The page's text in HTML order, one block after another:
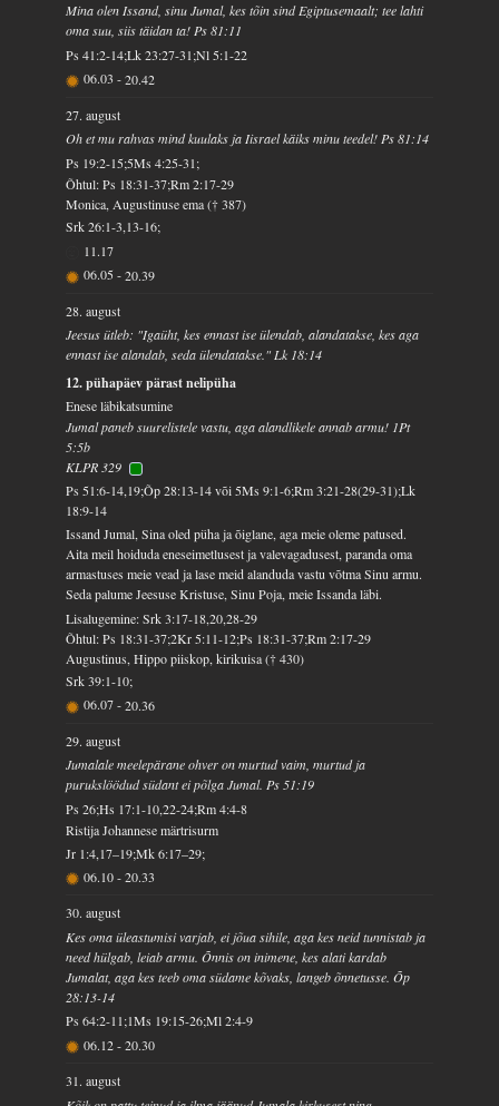
Mina olen Issand, sinu Jumal, kes tõin sind Egiptusemaalt; tee lahti
oma suu, siis täidan ta! Ps 81:11
Ps 41:2-14;Lk 23:27-31;Nl 5:1-22
06.03 -20.42
27. august
Oh et mu rahvas mind kuulaks ja Iisrael käiks minu teedel! Ps 81:14
Ps 19:2-15;5Ms 4:25-31;
Õhtul: Ps 18:31-37;Rm 2:17-29
Monica, Augustinuse ema († 387)
Srk 26:1-3,13-16;
11.17
06.05-20.39
28. august
Jeesus ütleb: "Igaüht, kes ennast ise ülendab, alandatakse, kes aga
ennast ise alandab, seda ülendatakse." Lk 18:14
12. pühapäev pärast nelipüha
Enese läbikatsumine
Jumal paneb suurelistele vastu, aga alandlikele annab armu! 1Pt
5:5b
KLPR 329
Ps 51:6-14,19;Õp 28:13-14 või 5Ms 9:1-6;Rm 3:21-28(29-31);Lk
18:9-14
Issand Jumal, Sina oled püha ja õiglane, aga meie oleme patused.
Aita meil hoiduda eneseimetlusest ja valevagadusest, paranda oma
armastuses meie vead ja lase meid alanduda vastu võtma Sinu armu.
Seda palume Jeesuse Kristuse, Sinu Poja, meie Issanda läbi.
Lisalugemine: Srk 3:17-18,20,28-29
Õhtul: Ps 18:31-37;2Kr 5:11-12;Ps 18:31-37;Rm 2:17-29
Augustinus, Hippo piiskop, kirikuisa († 430)
Srk 39:1-10;
06.07-20.36
29. august
Jumalale meelepärane ohver on murtud vaim, murtud ja
purukslöödud südant ei põlga Jumal. Ps 51:19
Ps 26;Hs 17:1-10,22-24;Rm 4:4-8
Ristija Johannese märtrisurm
Jr 1:4,17–19;Mk 6:17–29;
06.10-20.33
30. august
Kes oma üleastumisi varjab, ei jõua sihile, aga kes neid tunnistab ja
need hülgab, leiab armu. Õnnis on inimene, kes alati kardab
Jumalat, aga kes teeb oma südame kõvaks, langeb õnnetusse. Õp
28:13-14
Ps 64:2-11;1Ms 19:15-26;Ml 2:4-9
06.12-20.30
31. august